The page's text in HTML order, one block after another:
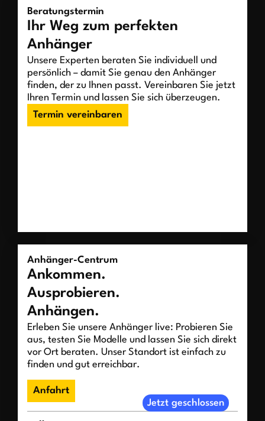
Beratungstermin
Ihr Weg zum perfekten
Anhänger
Unsere Experten beraten Sie individuell und
persönlich – damit Sie genau den Anhänger
finden, der zu Ihnen passt. Vereinbaren Sie jetzt
Ihren Termin und lassen Sie sich überzeugen.
Termin vereinbaren
Anhänger-Centrum
Ankommen.
Ausprobieren.
Anhängen.
Erleben Sie unsere Anhänger live: Probieren Sie
aus, testen Sie Modelle und lassen Sie sich direkt
vor Ort beraten. Unser Standort ist einfach zu
finden und gut erreichbar.
Anfahrt
Jetzt geschlossen